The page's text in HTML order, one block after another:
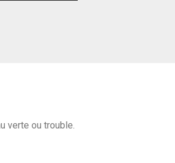
verte ou trouble.